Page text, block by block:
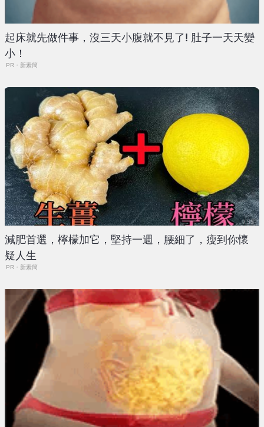
起床就先做件事，沒三天小腹就不見了! 肚子一天天變
小！
PR・新素簡
減肥首選，檸檬加它，堅持一週，腰細了，瘦到你懷
疑人生
PR・新素簡